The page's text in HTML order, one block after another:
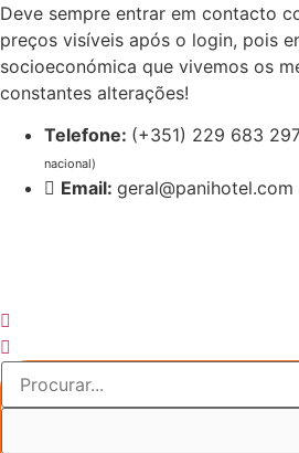
Pular
para
o
conteúdo
Deve sempre entrar em contacto
preços visíveis após o login, pois
socioeconómica que vivemos os
constantes alterações!
Telefone: (+351) 229 683
nacional)
Email: geral@panihotel.com